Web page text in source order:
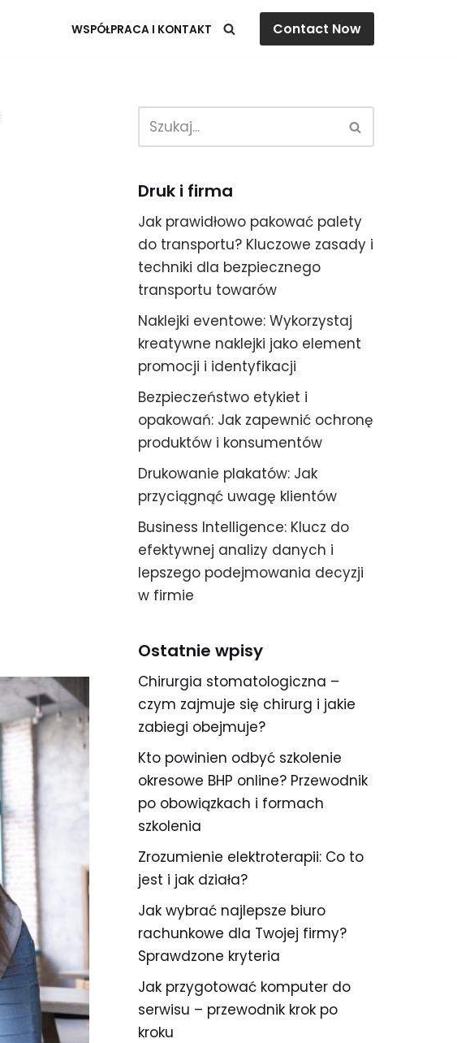
WSPÓŁPRACA I KONTAKT Contact Now
Druk i firma
Jak prawidłowo pakować palety
do transportu? Kluczowe zasady i
techniki dla bezpiecznego
transportu towarów
Naklejki eventowe: Wykorzystaj
kreatywne naklejki jako element
promocji i identyfikacji
Bezpieczeństwo etykiet i
opakowań: Jak zapewnić ochronę
produktów i konsumentów
Drukowanie plakatów: Jak
przyciągnąć uwagę klientów
Business Intelligence: Klucz do
efektywnej analizy danych i
lepszego podejmowania decyzji
w firmie
Ostatnie wpisy
Chirurgia stomatologiczna –
czym zajmuje się chirurg i jakie
zabiegi obejmuje?
Kto powinien odbyć szkolenie
okresowe BHP online? Przewodnik
po obowiązkach i formach
szkolenia
Zrozumienie elektroterapii: Co to
jest i jak działa?
Jak wybrać najlepsze biuro
rachunkowe dla Twojej firmy?
Sprawdzone kryteria
Jak przygotować komputer do
serwisu – przewodnik krok po
kroku